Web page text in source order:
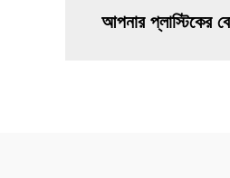
আপনার প্লাস্টিকের